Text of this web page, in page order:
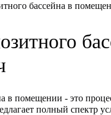
бассейна в
в помещении - это
полный спектр